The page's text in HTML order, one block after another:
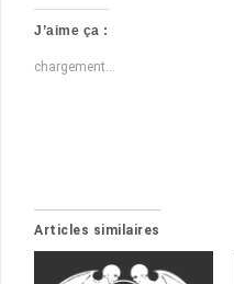
J’aime ça :
chargement…
Articles similaires